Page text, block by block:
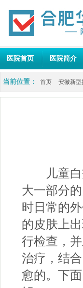
医院首页 医院简介
当前位置： 首页 安徽新型
儿童白癜
大一部分
时日常的
的皮肤上
行检查，
治疗，结
愈的。下